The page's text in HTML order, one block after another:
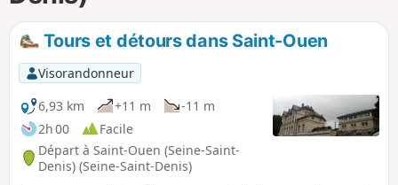
Tours et détours dans Saint-Ouen
Visorandonneur
6,93 km
+11 m
-11 m
2h 00
Facile
Départ à Saint-Ouen (Seine-Saint-
Denis) (Seine-Saint-Denis)